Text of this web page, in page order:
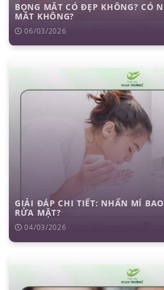
BỌNG MẮT CÓ ĐẸP KHÔNG? CÓ
MẮT KHÔNG?
06/03/2026
GIẢI ĐÁP CHI TIẾT: NHẤN MÍ
RỬA MẶT?
04/03/2026